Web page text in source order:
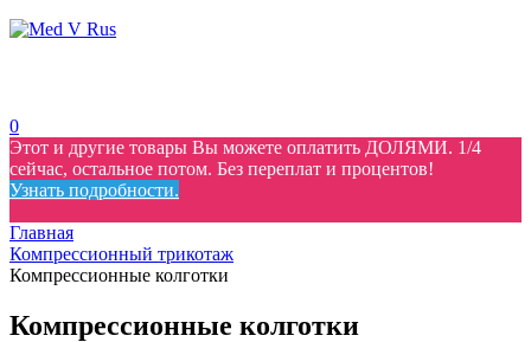
0
Этот и другие товары Вы можете оплатить ДОЛЯМИ. 1/4
сейчас, остальное потом. Без переплат и процентов!
Узнать подробности.
Главная
Компрессионный трикотаж
Компрессионные колготки
Компрессионные колготки